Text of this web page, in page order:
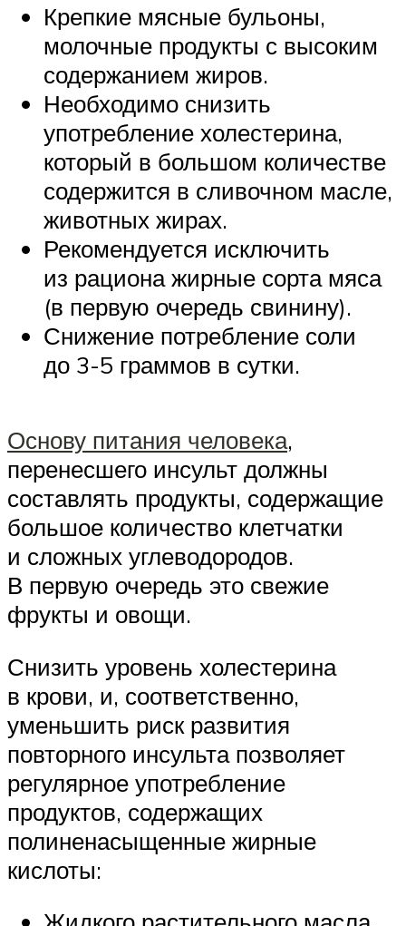
Крепкие мясные бульоны,
молочные продукты с высоким
содержанием жиров.
Необходимо снизить
употребление холестерина,
который в большом количестве
содержится в сливочном масле,
животных жирах.
Рекомендуется исключить
из рациона жирные сорта мяса
(в первую очередь свинину).
Снижение потребление соли
до 3-5 граммов в сутки.
Основу питания человека,
перенесшего инсульт должны
составлять продукты, содержащие
большое количество клетчатки
и сложных углеводородов.
В первую очередь это свежие
фрукты и овощи.
Снизить уровень холестерина
в крови, и, соответственно,
уменьшить риск развития
повторного инсульта позволяет
регулярное употребление
продуктов, содержащих
полиненасыщенные жирные
кислоты: